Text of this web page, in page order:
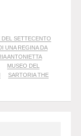
SETTECENTO
UNA REGINA DA
ANTONIETTA
MUSEO DEL
SARTORIA THE